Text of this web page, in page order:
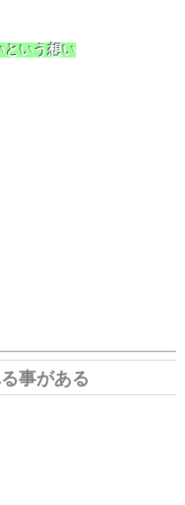
という想い
事がある